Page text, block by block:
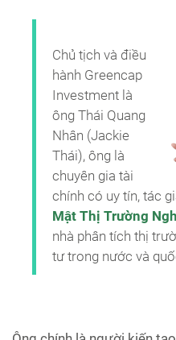
Chủ tịch và điều
hành Greencap
Investment là
ông Thái Quang
Nhân (Jackie
Thái), ông là
chuyên gia tài
chính có uy tín, tác
Mật Thị Trường
nhà phân tích thị
tư trong nước và